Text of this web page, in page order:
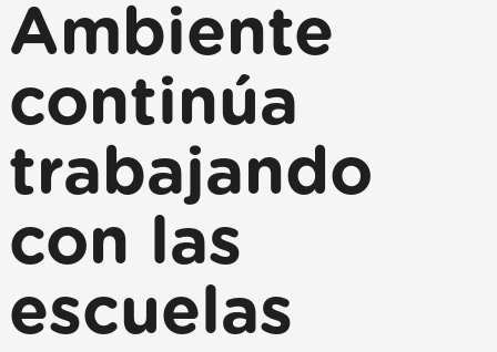
Ambiente
continúa
trabajando
con las
escuelas